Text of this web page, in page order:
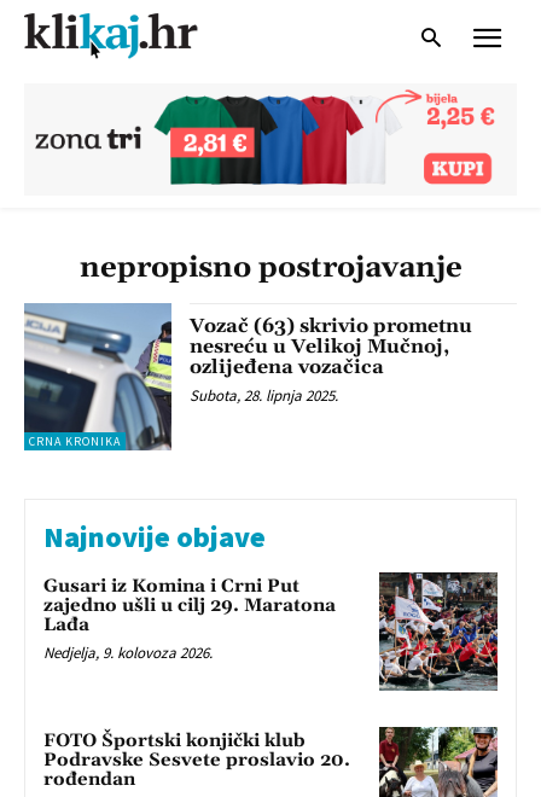
nepropisno postrojavanje
CRNA KRONIKA
Vozač (63) skrivio prometnu
nesreću u Velikoj Mučnoj,
ozlijeđena vozačica
Subota, 28. lipnja 2025.
Najnovije objave
Gusari iz Komina i Crni Put
zajedno ušli u cilj 29. Maratona
Lađa
Nedjelja, 9. kolovoza 2026.
FOTO Športski konjički klub
Podravske Sesvete proslavio 20.
rođendan